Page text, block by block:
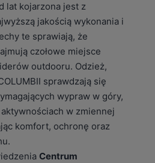
lat kojarzona jest z
jakością wykonania i
te sprawiają, że
czołowe miejsce
outdooru. Odzież,
sprawdzają się
wypraw w góry,
w zmiennej
komfort, ochronę oraz
Centrum